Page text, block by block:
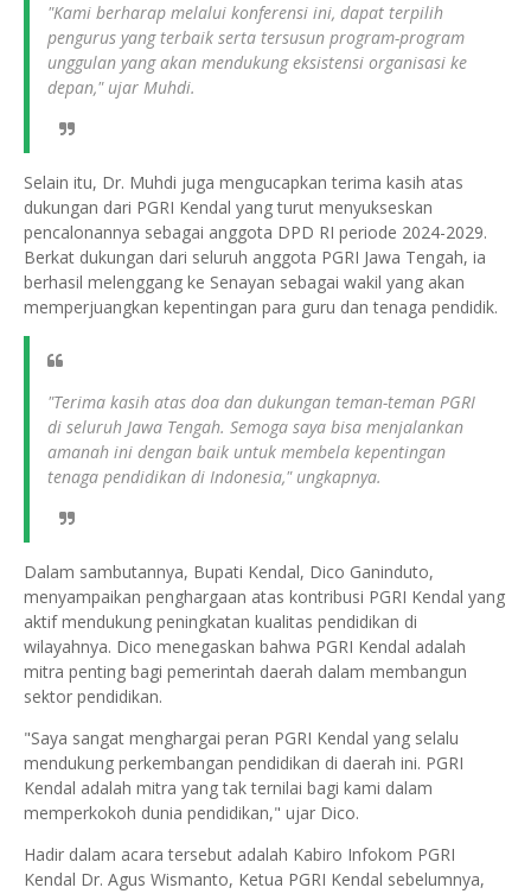
"Kami berharap melalui konferensi ini, dapat terpilih
pengurus yang terbaik serta tersusun program-program
unggulan yang akan mendukung eksistensi organisasi ke
depan," ujar Muhdi.
Selain itu, Dr. Muhdi juga mengucapkan terima kasih atas
dukungan dari PGRI Kendal yang turut menyukseskan
pencalonannya sebagai anggota DPD RI periode 2024-2029.
Berkat dukungan dari seluruh anggota PGRI Jawa Tengah, ia
berhasil melenggang ke Senayan sebagai wakil yang akan
memperjuangkan kepentingan para guru dan tenaga pendidik.
"Terima kasih atas doa dan dukungan teman-teman PGRI
di seluruh Jawa Tengah. Semoga saya bisa menjalankan
amanah ini dengan baik untuk membela kepentingan
tenaga pendidikan di Indonesia," ungkapnya.
Dalam sambutannya, Bupati Kendal, Dico Ganinduto,
menyampaikan penghargaan atas kontribusi PGRI Kendal yang
aktif mendukung peningkatan kualitas pendidikan di
wilayahnya. Dico menegaskan bahwa PGRI Kendal adalah
mitra penting bagi pemerintah daerah dalam membangun
sektor pendidikan.
"Saya sangat menghargai peran PGRI Kendal yang selalu
mendukung perkembangan pendidikan di daerah ini. PGRI
Kendal adalah mitra yang tak ternilai bagi kami dalam
memperkokoh dunia pendidikan," ujar Dico.
Hadir dalam acara tersebut adalah Kabiro Infokom PGRI
Kendal Dr. Agus Wismanto, Ketua PGRI Kendal sebelumnya,